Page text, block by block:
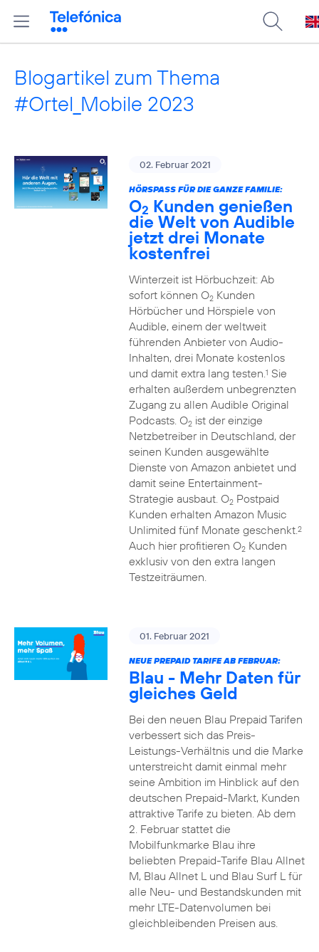
Blogartikel zum Thema
#Ortel_Mobile 2023
02. Februar 2021
HÖRSPASS FÜR DIE GANZE FAMILIE:
O2 Kunden genießen
die Welt von Audible
jetzt drei Monate
kostenfrei
Winterzeit ist Hörbuchzeit: Ab
sofort können O2Kunden
Hörbücher und Hörspiele von
Audible, einem der weltweit
führenden Anbieter von Audio-
Inhalten, drei Monate kostenlos
und damit extra lang testen.1 Sie
erhalten außerdem unbegrenzten
Zugang zu allen Audible Original
Podcasts. O2ist der einzige
Netzbetreiber in Deutschland, der
seinen Kunden ausgewählte
Dienste von Amazon anbietet und
damit seine Entertainment-
Strategie ausbaut. O2Postpaid
Kunden erhalten Amazon Music
Unlimited fünf Monate geschenkt.2
Auch hier profitieren O2Kunden
exklusiv von den extra langen
Testzeiträumen.
01. Februar 2021
NEUE PREPAID TARIFE AB FEBRUAR:
Blau - Mehr Daten für
gleiches Geld
Bei den neuen Blau Prepaid Tarifen
verbessert sich das Preis-
Leistungs-Verhältnis und die Marke
unterstreicht damit einmal mehr
seine Ambition im Hinblick auf den
deutschen Prepaid-Markt, Kunden
attraktive Tarife zu bieten. Ab dem
2. Februar stattet die
Mobilfunkmarke Blau ihre
beliebten Prepaid-Tarife Blau Allnet
M, Blau Allnet L und Blau Surf L für
alle Neu- und Bestandskunden mit
mehr LTE-Datenvolumen bei
gleichbleibenden Preisen aus.